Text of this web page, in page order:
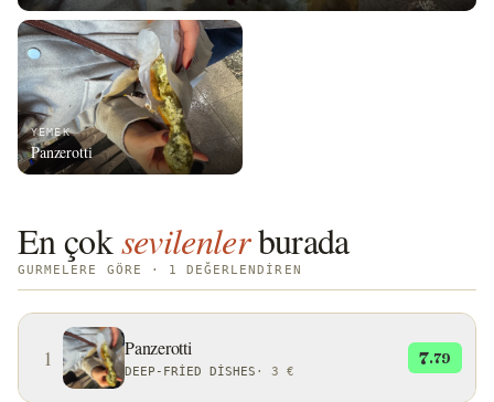
YEMEK
Panzerotti
En çoksevilenlerburada
GURMELERE GÖRE · 1 DEĞERLENDIREN
1 Panzerotti
DEEP-FRIED DISHES · 3 €
7.79